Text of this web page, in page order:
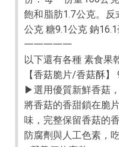
飽和脂肪1.7公克。
公克 糖9.1公克 鈉16.1
一一一一一
以下還有各種 素食果
【香菇脆片/香菇酥】
▶選用優質新鮮香菇
將香菇的香甜鎖在脆
味，完整保留香菇的
防腐劑與人工色素，